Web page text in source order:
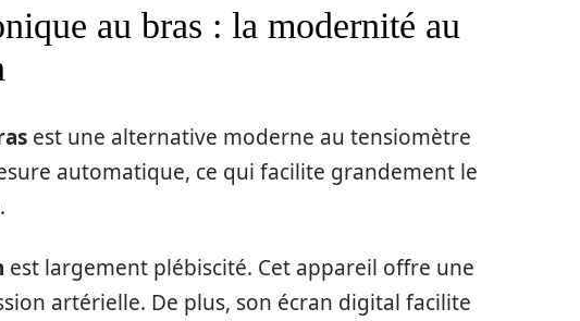
au bras : la modernité au
est une alternative moderne au tensiomètre
automatique, ce qui facilite grandement le
est largement plébiscité. Cet appareil offre une
artérielle. De plus, son écran digital facilite